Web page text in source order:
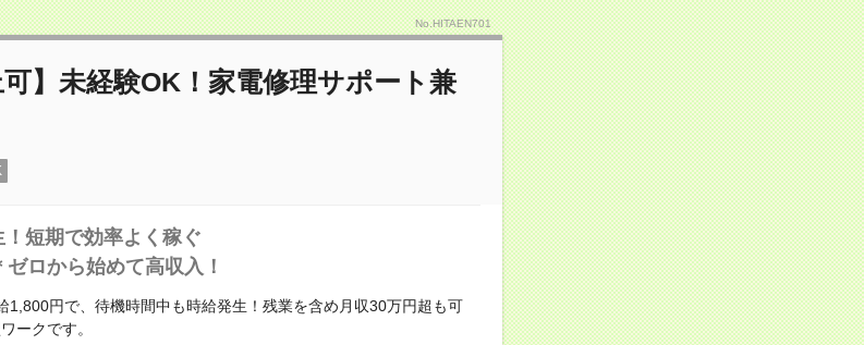
No.HITAEN701
可】未経験OK！家電修理サポート兼
短期で効率よく稼ぐ
ロから始めて高収入！
1,800円で、待機時間中も時給発生！残業を含め月収30万円超も可
ークです。